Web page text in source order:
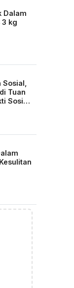
Dalam
3 kg
Tuan
Sosial